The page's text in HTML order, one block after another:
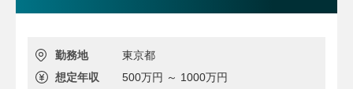
勤務地
東京都
想定年収
500万円 ～ 1000万円